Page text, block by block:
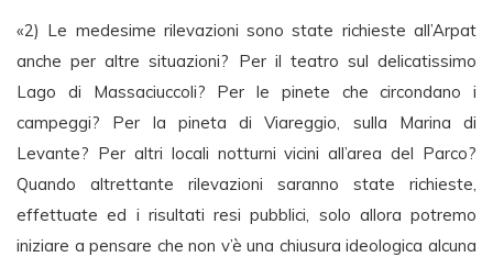
«2) Le medesime rilevazioni sono state richieste all’Arpat
anche per altre situazioni? Per il teatro sul delicatissimo
Lago di Massaciuccoli? Per le pinete che circondano i
campeggi? Per la pineta di Viareggio, sulla Marina di
Levante? Per altri locali notturni vicini all’area del Parco?
Quando altrettante rilevazioni saranno state richieste,
effettuate ed i risultati resi pubblici, solo allora potremo
iniziare a pensare che non v’è una chiusura ideologica alcuna